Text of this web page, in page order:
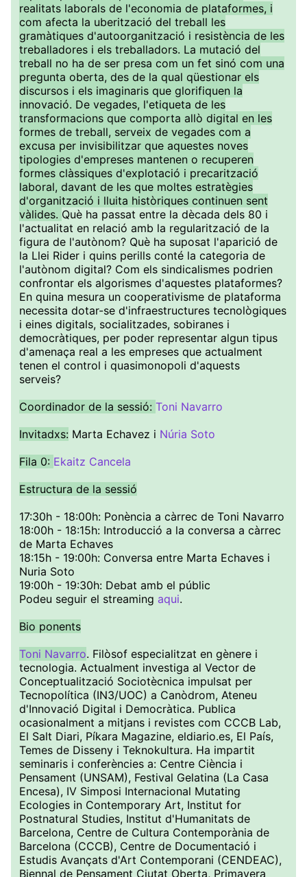
realitats laborals de l'economia de plataformes, i
com afecta la uberització del treball les
gramàtiques d'autoorganització i resistència de les
treballadores i els treballadors. La mutació del
treball no ha de ser presa com un fet sinó com una
pregunta oberta, des de la qual qüestionar els
discursos i els imaginaris que glorifiquen la
innovació. De vegades, l'etiqueta de les
transformacions que comporta allò digital en les
formes de treball, serveix de vegades com a
excusa per invisibilitzar que aquestes noves
tipologies d'empreses mantenen o recuperen
formes clàssiques d'explotació i precarització
laboral, davant de les que moltes estratègies
d'organització i lluita històriques continuen sent
vàlides. Què ha passat entre la dècada dels 80 i
l'actualitat en relació amb la regularització de la
figura de l'autònom? Què ha suposat l'aparició de
la Llei Rider i quins perills conté la categoria de
l'autònom digital? Com els sindicalismes podrien
confrontar els algorismes d'aquestes plataformes?
En quina mesura un cooperativisme de plataforma
necessita dotar-se d'infraestructures tecnològiques
i eines digitals, socialitzades, sobiranes i
democràtiques, per poder representar algun tipus
d'amenaça real a les empreses que actualment
tenen el control i quasimonopoli d'aquests
serveis?
Coordinador de la sessió: Toni Navarro
Invitadxs: Marta Echavez i Núria Soto
Fila 0: Ekaitz Cancela
Estructura de la sessió
17:30h - 18:00h: Ponència a càrrec de Toni Navarro
18:00h - 18:15h: Introducció a la conversa a càrrec
de Marta Echaves
18:15h - 19:00h: Conversa entre Marta Echaves i
Nuria Soto
19:00h - 19:30h: Debat amb el públic
Podeu seguir el streaming aqui.
Bio ponents
Toni Navarro. Filòsof especialitzat en gènere i
tecnologia. Actualment investiga al Vector de
Conceptualització Sociotècnica impulsat per
Tecnopolítica (IN3/UOC) a Canòdrom, Ateneu
d'Innovació Digital i Democràtica. Publica
ocasionalment a mitjans i revistes com CCCB Lab,
El Salt Diari, Píkara Magazine, eldiario.es, El País,
Temes de Disseny i Teknokultura. Ha impartit
seminaris i conferències a: Centre Ciència i
Pensament (UNSAM), Festival Gelatina (La Casa
Encesa), IV Simposi Internacional Mutating
Ecologies in Contemporary Art, Institut for
Postnatural Studies, Institut d'Humanitats de
Barcelona, ​​Centre de Cultura Contemporània de
Barcelona (CCCB), Centre de Documentació i
Estudis Avançats d'Art Contemporani (CENDEAC),
Biennal de Pensament Ciutat Oberta, Primavera